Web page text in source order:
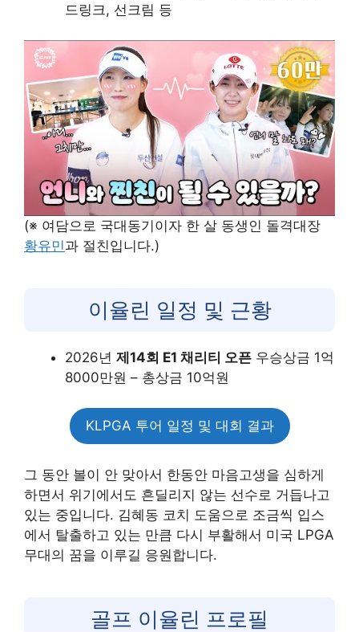
드링크, 선크림 등
(※ 여담으로 국대동기이자 한 살 동생인 돌격대장
황유민과 절친입니다.)
이율린 일정 및 근황
2026년 제14회 E1 채리티 오픈 우승상금 1억
8000만원 – 총상금 10억원
KLPGA 투어 일정 및 대회 결과
그 동안 볼이 안 맞아서 한동안 마음고생을 심하게
하면서 위기에서도 흔딜리지 않는 선수로 거듭나고
있는 중입니다. 김혜동 코치 도움으로 조금씩 입스
에서 탈출하고 있는 만큼 다시 부활해서 미국 LPGA
무대의 꿈을 이루길 응원합니다.
골프 이율린 프로필